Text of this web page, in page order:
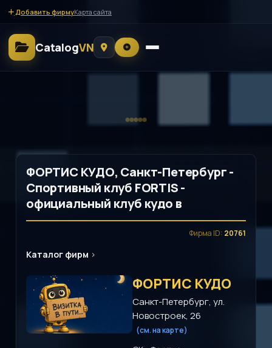
Добавить фирмуКарта сайта
CatalogVN
ФОРТИС КУДО, Санкт-Петербург -
Спортивный клуб FORTIS -
официальный клуб кудо в
Фирма ID: 20761
Каталог фирм >
ФОРТИС КУДО
Санкт-Петербург, ул.
Новостроек, 26
(см. на карте)